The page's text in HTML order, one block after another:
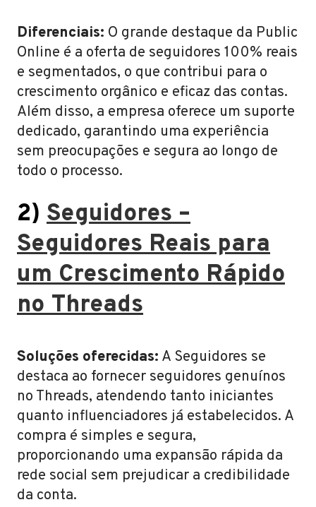
Diferenciais: O grande destaque da Public
Online é a oferta de seguidores 100% reais
e segmentados, o que contribui para o
crescimento orgânico e eficaz das contas.
Além disso, a empresa oferece um suporte
dedicado, garantindo uma experiência
sem preocupações e segura ao longo de
todo o processo.
2) Seguidores –
Seguidores Reais para
um Crescimento Rápido
no Threads
Soluções oferecidas: A Seguidores se
destaca ao fornecer seguidores genuínos
no Threads, atendendo tanto iniciantes
quanto influenciadores já estabelecidos. A
compra é simples e segura,
proporcionando uma expansão rápida da
rede social sem prejudicar a credibilidade
da conta.